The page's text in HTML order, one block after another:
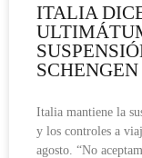
ITALIA
Italia mantiene la
y los controles a
agosto. “No